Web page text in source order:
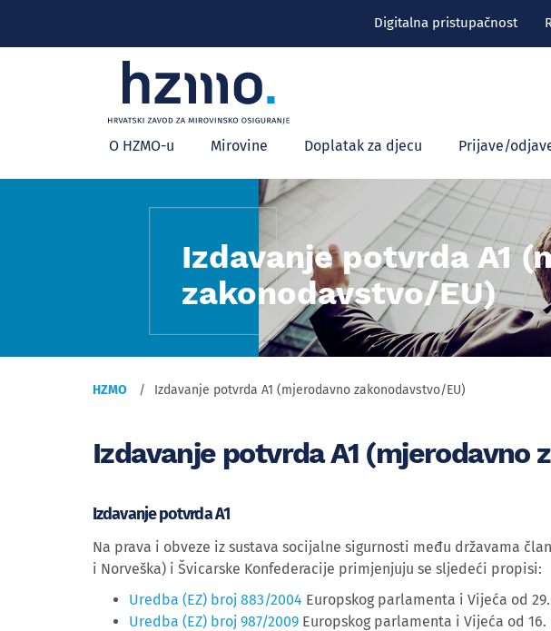
Digitalna pristupačnost
Glavni
izbornik
O HZMO-u Mirovine Doplatak za djecu Prijave/
Izdavanje potvrda A1
zakonodavstvo/EU)
HZMO Izdavanje potvrda A1 (mjerodavno zakonodavstvo/EU)
Izdavanje potvrda A1 (mjerodavno
Izdavanje potvrda A1
Na prava i obveze iz sustava socijalne sigurnosti među državama
i Norveška) i Švicarske Konfederacije primjenjuju se sljedeći propisi:
Uredba (EZ) broj 883/2004 Europskog parlamenta i Vijeća od
Uredba (EZ) broj 987/2009 Europskog parlamenta i Vijeća od